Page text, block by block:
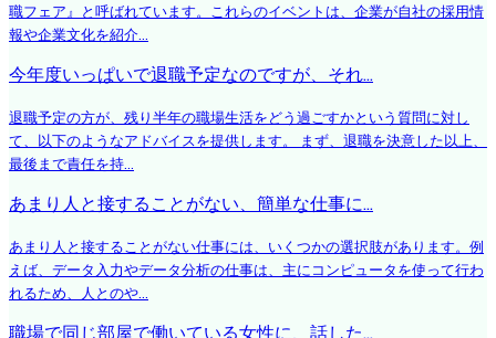
職フェア』と呼ばれています。これらのイベントは、企業が自社の採用情
報や企業文化を紹介...
今年度いっぱいで退職予定なのですが、それ...
退職予定の方が、残り半年の職場生活をどう過ごすかという質問に対し
て、以下のようなアドバイスを提供します。 まず、退職を決意した以上、
最後まで責任を持...
あまり人と接することがない、簡単な仕事に...
あまり人と接することがない仕事には、いくつかの選択肢があります。例
えば、データ入力やデータ分析の仕事は、主にコンピュータを使って行わ
れるため、人とのや...
職場で同じ部屋で働いている女性に、話した...